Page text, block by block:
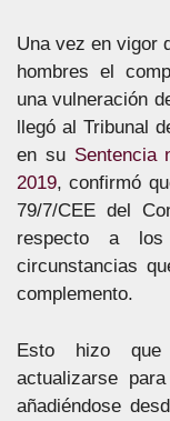
Una vez en vigor
hombres el
una vulneración
llegó al Tribunal
en su Sentencia
2019, confirmó
79/7/CEE del
respecto a
circunstancias
complemento.
Esto hizo que
actualizarse
añadiéndose